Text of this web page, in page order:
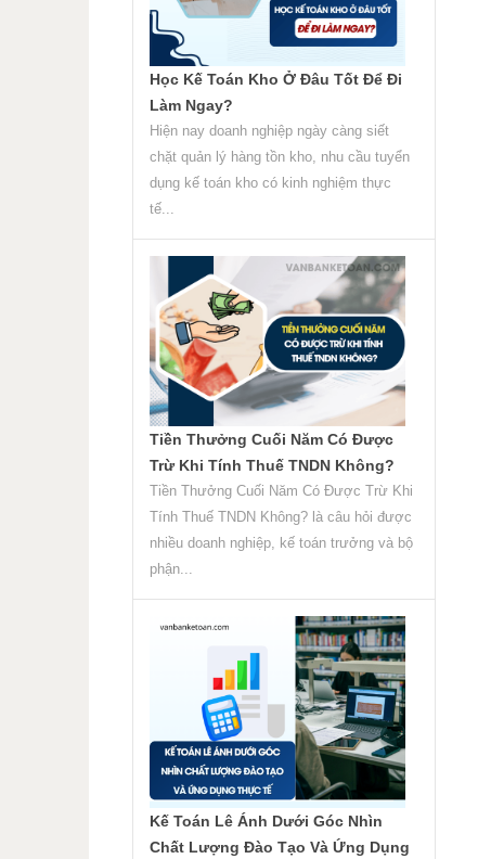
Học Kế Toán Kho Ở Đâu Tốt Để Đi
Làm Ngay?
Hiện nay doanh nghiệp ngày càng siết
chặt quản lý hàng tồn kho, nhu cầu tuyển
dụng kế toán kho có kinh nghiệm thực
tế...
Tiền Thưởng Cuối Năm Có Được
Trừ Khi Tính Thuế TNDN Không?
Tiền Thưởng Cuối Năm Có Được Trừ Khi
Tính Thuế TNDN Không? là câu hỏi được
nhiều doanh nghiệp, kế toán trưởng và bộ
phận...
Kế Toán Lê Ánh Dưới Góc Nhìn
Chất Lượng Đào Tạo Và Ứng Dụng